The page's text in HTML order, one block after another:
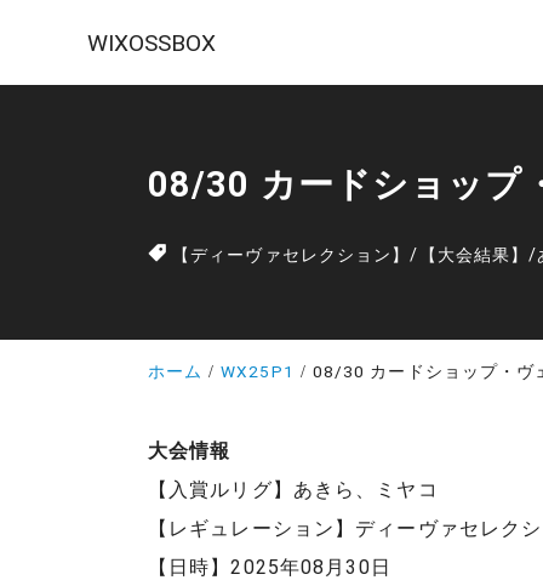
WIXOSSBOX
08/30 カードショップ
【ディーヴァセレクション】/ 【大会結果】/
ホーム WX25P1 08/30 カードショップ・ヴ
大会情報
【入賞ルリグ】あきら、ミヤコ
【レギュレーション】ディーヴァセレク
【日時】2025年08月30日